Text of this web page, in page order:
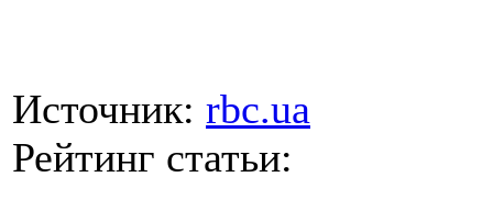
Источник: rbc.ua
Рейтинг статьи: